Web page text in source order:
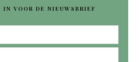
IN VOOR DE NIEUWSBRIEF